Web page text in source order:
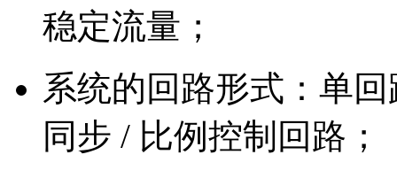
稳定流量；
系统的回路形式：单
同步 / 比例控制回路；